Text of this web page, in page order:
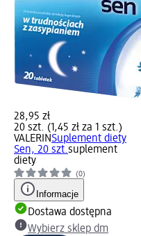
28,95 zł
20 szt. (1,45 zł za 1 szt.)
VALERINSuplement diety
Sen, 20 szt.suplement
diety
(0)
Informacje
Dostawa dostępna
Wybierz sklep dm